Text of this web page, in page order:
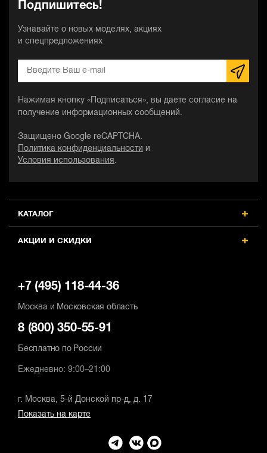
КАТАЛОГ
АКЦИИ И СКИДКИ
Подпишитесь!
Узнавайте о новых моделях, акциях
и спецпредложениях
Нажимая кнопку «Подписаться», вы даете согласие на
получение информационных сообщений.
Защищено Google reCAPTCHA.
Политика конфиденциальности
и
Условия использования .
+7 (495) 118-44-36
Москва и Московская область
8 (800) 350-55-91
Бесплатно по России
Ежедневно: 9:00–21:00
г. Москва, 5-й Донской пр-д, д. 17
Показать на карте